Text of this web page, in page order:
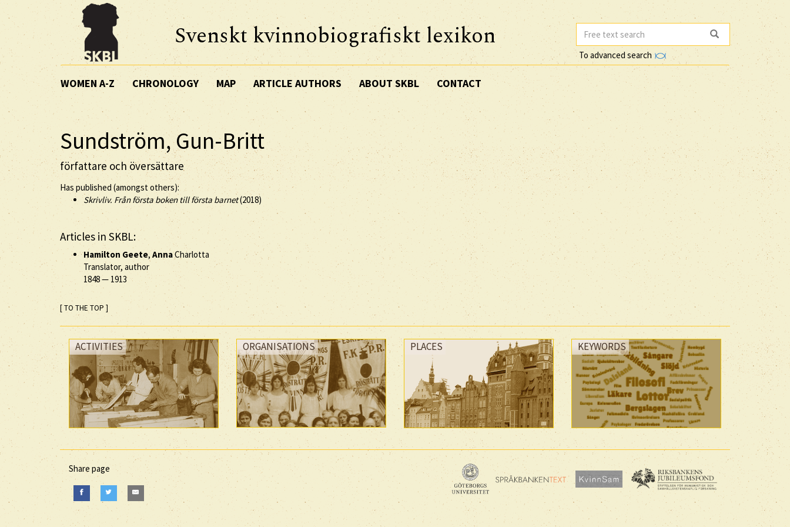
Svenskt kvinnobiografiskt lexikon
To advanced search
WOMEN A-Z CHRONOLOGY MAP ARTICLE AUTHORS ABOUT SKBL CONTACT
Sundström, Gun-Britt
författare och översättare
Has published (amongst others):
Skrivliv. Från första boken till första barnet(2018)
Articles in SKBL:
Hamilton Geete,AnnaCharlotta
Translator, author
1848— 1913
[ TO THE TOP ]
ACTIVITIES ORGANISATIONS PLACES KEYWORDS
Share page